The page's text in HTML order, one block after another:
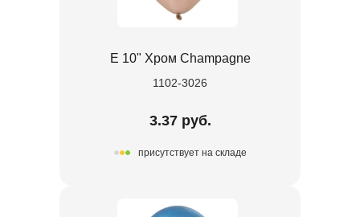
Е 10" Хром Champagne
1102-3026
3.37 руб.
присутствует на складе